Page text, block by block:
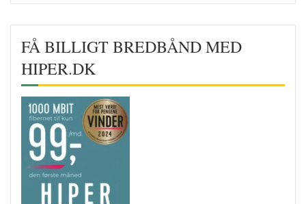
FÅ BILLIGT BREDBÅND MED
HIPER.DK